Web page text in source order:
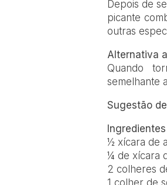
Depois de
picante
outras
Alternativa
Quando
semelhante
Sugestão
Ingredientes
½ xícara de
¼ de xícara
2 colheres
1 colher de